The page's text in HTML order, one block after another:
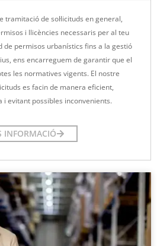
de sol·licituds en general,
i llicències necessaris per al teu
de permisos urbanístics fins a la gestió
ens encarreguem de garantir que el
les normatives vigents. El nostre
es facin de manera eficient,
evitant possibles inconvenients.
INFORMACIÓ